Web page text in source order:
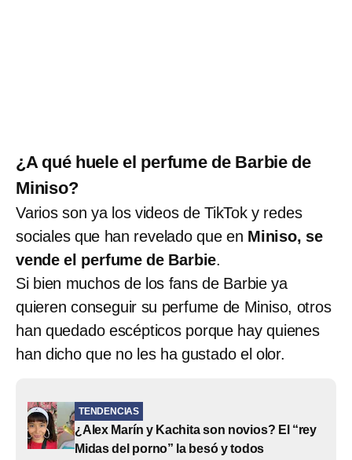
¿A qué huele el perfume de Barbie de
Miniso?
Varios son ya los videos de TikTok y redes
sociales que han revelado que en Miniso, se
vende el perfume de Barbie.
Si bien muchos de los fans de Barbie ya
quieren conseguir su perfume de Miniso, otros
han quedado escépticos porque hay quienes
han dicho que no les ha gustado el olor.
TENDENCIAS
¿Alex Marín y Kachita son novios? El “rey
Midas del porno” la besó y todos